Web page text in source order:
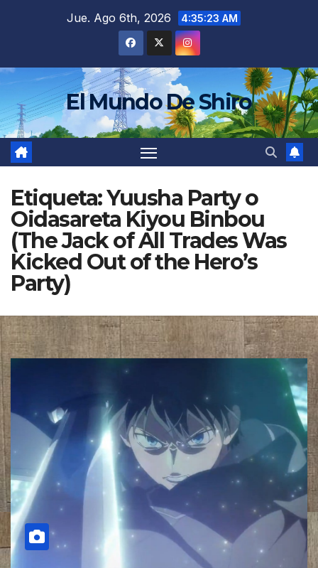
Jue. Ago 6th, 2026 4:35:26 AM
El Mundo De Shiro
Etiqueta:Yuusha Party o
Oidasareta Kiyou Binbou
(The Jack of All Trades Was
Kicked Out of the Hero’s
Party)